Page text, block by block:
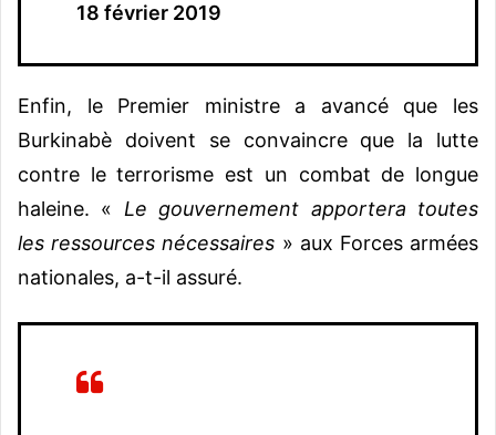
18 février 2019
Enfin, le Premier ministre a avancé que les
Burkinabè doivent se convaincre que la lutte
contre le terrorisme est un combat de longue
haleine. « Le gouvernement apportera toutes
les ressources nécessaires » aux Forces armées
nationales, a-t-il assuré.